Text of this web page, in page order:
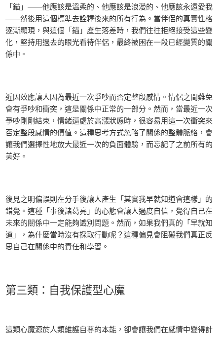
「錨」——他應該是溫柔的、他應該是浪漫的、他應該永遠愛我
——然後用這個標準去詮釋後來的所有行為。當伴侶的真實性格
逐漸顯現，與這個「錨」產生落差時，我們往往拒絕接受這些變
化，堅持用過去的眼光看待伴侶，最終被困在一段已經變質的關
係中。
近因效應讓人因為最近一次爭吵而否定整段感情。情侶之間難免
會有爭吵和衝突，這是關係中正常的一部分。然而，當最近一次
爭吵剛剛結束，情緒還處於高漲狀態時，很容易用這一次衝突來
否定整段感情的價值。這種思考方式忽略了關係的整體脈絡，會
讓我們選擇性地放大最近一次的負面體驗，而忘記了之前所有的
美好。
後見之明偏誤則在分手後讓人產生「其實我早就知道會這樣」的
錯覺。這種「事後諸葛亮」的心態會讓人過度自信，覺得自己在
未來的關係中一定能夠識別問題。然而，如果我們真的「早就知
道」，為什麼當時沒有採取行動呢？這種偏見會阻礙我們真正反
思自己在關係中的責任和學習。
第三類：自我保護型心魔
這類心魔源於人類維護自尊的本能，卻會讓我們在感情中變得計